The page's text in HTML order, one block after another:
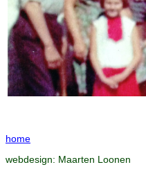
home
webdesign: Maarten Loonen